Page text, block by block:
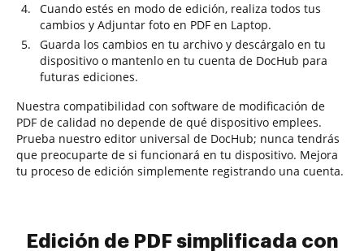
Cuando estés en modo de edición, realiza todos tus
cambios y Adjuntar foto en PDF en Laptop.
Guarda los cambios en tu archivo y descárgalo en tu
dispositivo o mantenlo en tu cuenta de DocHub para
futuras ediciones.
Nuestra compatibilidad con software de modificación de
PDF de calidad no depende de qué dispositivo emplees.
Prueba nuestro editor universal de DocHub; nunca tendrás
que preocuparte de si funcionará en tu dispositivo. Mejora
tu proceso de edición simplemente registrando una cuenta.
Edición de PDF simplificada con